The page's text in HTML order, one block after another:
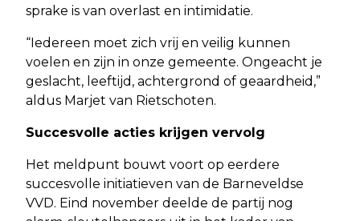
sprake is van overlast en intimidatie.
“Iedereen moet zich vrij en veilig kunnen
voelen en zijn in onze gemeente. Ongeacht je
geslacht, leeftijd, achtergrond of geaardheid,”
aldus Marjet van Rietschoten.
Succesvolle acties krijgen vervolg
Het meldpunt bouwt voort op eerdere
succesvolle initiatieven van de Barneveldse
VVD. Eind november deelde de partij nog